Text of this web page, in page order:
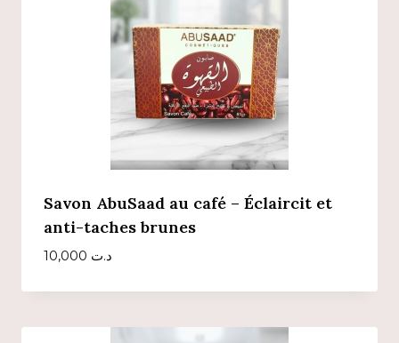
Savon AbuSaad au café – Éclaircit et
anti-taches brunes
د.ت